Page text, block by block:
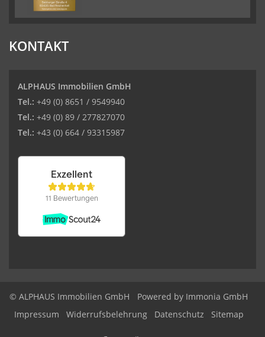
KONTAKT
ALPHAUS Immobilien GmbH
Tel.: +49 (0) 8651 / 9549940
Tel.: +49 (0) 89 / 277827070
Tel.: +43 (0) 664 / 93315987
© ALPHAUS Immobilien GmbH
Powered by Immonia GmbH
Impressum
Widerrufsbelehrung Datenschutz Sitemap